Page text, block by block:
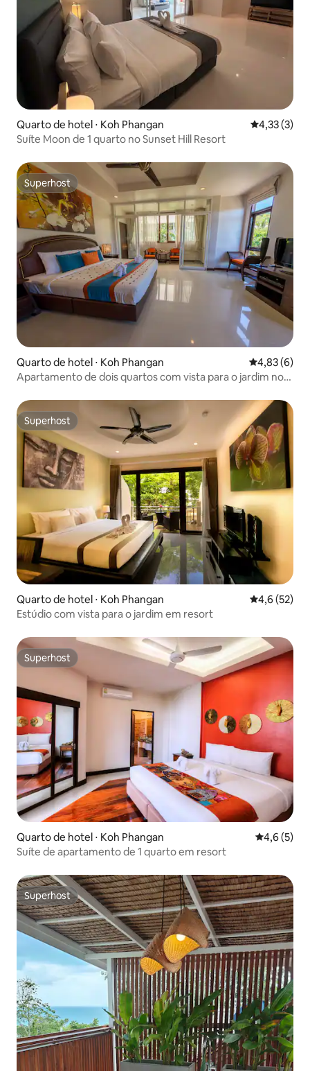
Quarto de hotel ⋅ Koh Phangan 4,33 de
4,33 (3)
Suíte Moon de 1 quarto no Sunset Hill Resort
Superhost
Superhost
Quarto de hotel ⋅ Koh Phangan 4,83 de uma
4,83 (6)
Apartamento de dois quartos com vista para o jardim no
Superhost
Superhost
Quarto de hotel ⋅ Koh Phangan 4,6 de uma
4,6 (52)
Estúdio com vista para o jardim em resort
Superhost
Superhost
Quarto de hotel ⋅ Koh Phangan 4,6 de
4,6 (5)
Suíte de apartamento de 1 quarto em resort
Superhost
Superhost